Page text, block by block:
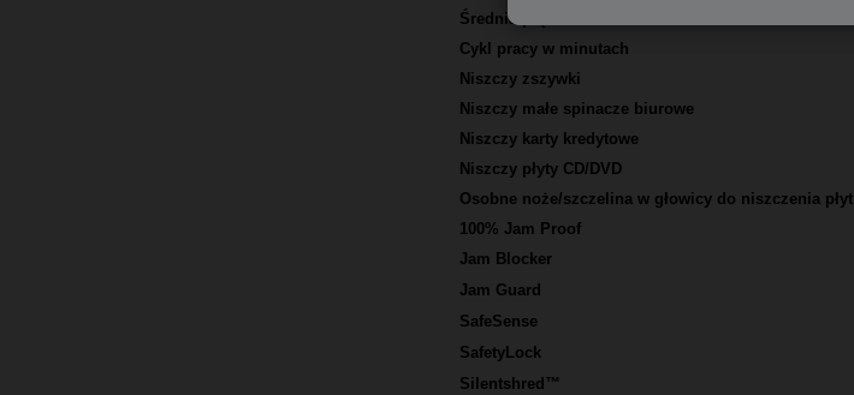
Średnia prędkość niszczenia w metrach/min
Cykl pracy w minutach
Niszczy zszywki
Niszczy małe spinacze biurowe
Niszczy karty kredytowe
Niszczy płyty CD/DVD
Osobne noże/szczelina w głowicy do niszczenia płyt
100% Jam Proof
Jam Blocker
Jam Guard
SafeSense
SafetyLock
Silentshred™